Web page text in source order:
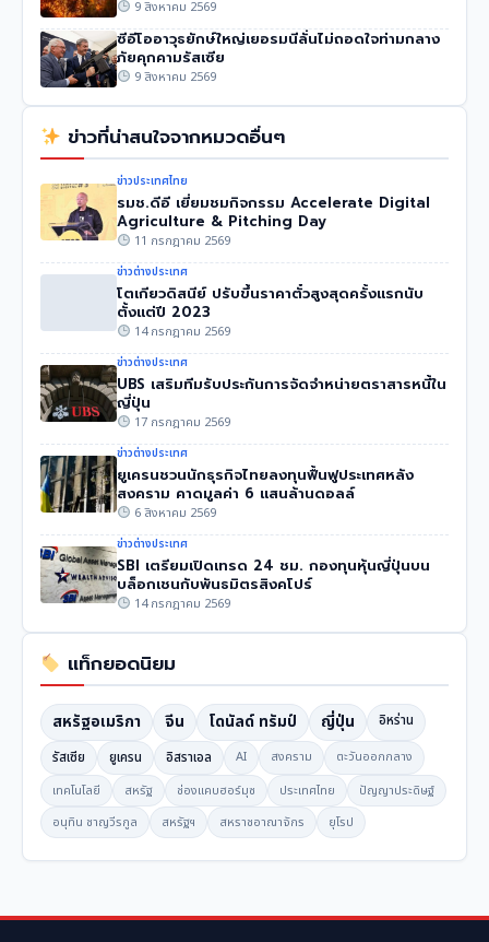
9 สิงหาคม 2569
ซีอีโออาวุธยักษ์ใหญ่เยอรมนีลั่นไม่ถอดใจท่ามกลาง
ภัยคุกคามรัสเซีย
9 สิงหาคม 2569
ข่าวที่น่าสนใจจากหมวดอื่นๆ
ข่าวประเทศไทย
รมช.ดีอี เยี่ยมชมกิจกรรม Accelerate Digital
Agriculture & Pitching Day
11 กรกฎาคม 2569
ข่าวต่างประเทศ
โตเกียวดิสนีย์ ปรับขึ้นราคาตั๋วสูงสุดครั้งแรกนับ
ตั้งแต่ปี 2023
14 กรกฎาคม 2569
ข่าวต่างประเทศ
UBS เสริมทีมรับประกันการจัดจำหน่ายตราสารหนี้ใน
ญี่ปุ่น
17 กรกฎาคม 2569
ข่าวต่างประเทศ
ยูเครนชวนนักธุรกิจไทยลงทุนฟื้นฟูประเทศหลัง
สงคราม คาดมูลค่า 6 แสนล้านดอลล์
6 สิงหาคม 2569
ข่าวต่างประเทศ
SBI เตรียมเปิดเทรด 24 ชม. กองทุนหุ้นญี่ปุ่นบน
บล็อกเชนกับพันธมิตรสิงคโปร์
14 กรกฎาคม 2569
แท็กยอดนิยม
สหรัฐอเมริกา จีน โดนัลด์ ทรัมป์ ญี่ปุ่น
อิหร่าน
รัสเซีย
ยูเครน อิสราเอล AI สงคราม
ตะวันออกกลาง
เทคโนโลยี
สหรัฐ ช่องแคบฮอร์มุซ ประเทศไทย
ปัญญาประดิษฐ์
อนุทิน ชาญวีรกูล
สหรัฐฯ สหราชอาณาจักร ยุโรป